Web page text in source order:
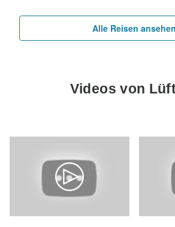
Alle Reisen ansehen
Videos von